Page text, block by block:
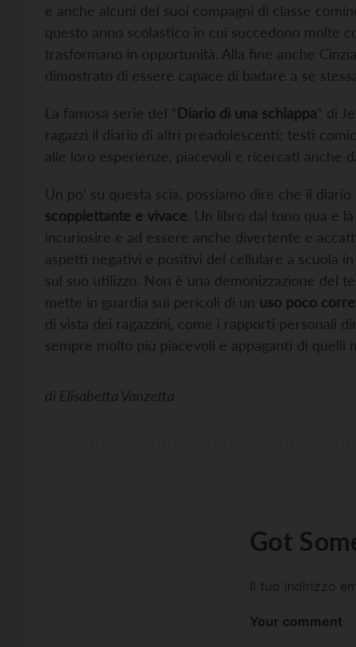
e anche alcuni dei suoi compagni di classe
questo anno scolastico in cui succedono molte
trasformano in opportunità. Alla fine anche
dimostrato di essere capace di badare a se
La famosa serie del “Diario di una schiappa” di
ragazzi il diario di altri preadolescenti: testi
alle loro esperienze, piacevoli e ricercati anche
Un po’ su questa scia, possiamo dire che il
scoppiettante e vivace. Un libro dal tono qua e
incuriosire e ad essere anche divertente e
aspetti negativi e positivi del cellulare a scuola
sul suo utilizzo. Non è una demonizzazione del
mette in guardia sui pericoli di un uso poco
di vista dei ragazzini, come i rapporti personali
sempre molto più piacevoli e appaganti di quelli
di Elisabetta Vanzetta
Got
Il tuo indirizzo
Your comment